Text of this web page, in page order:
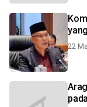
22